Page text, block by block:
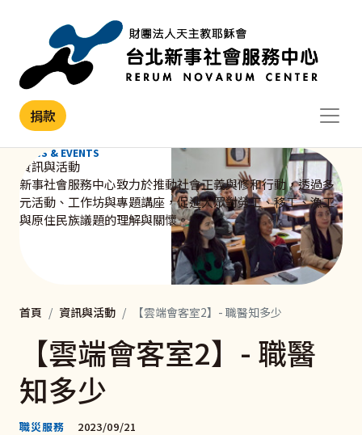
捐款
NEWS & EVENTS
資訊與活動
新事社會服務中心致力於推動社會正義與修和行動，透過多
元活動、工作坊與專題講座，促進大眾對勞工、移工、漁工
與原住民族議題的理解與關懷。
首頁 資訊與活動 【雲端會客室2】- 職醫知多少
【雲端會客室2】- 職醫
知多少
職災服務 2023/09/21